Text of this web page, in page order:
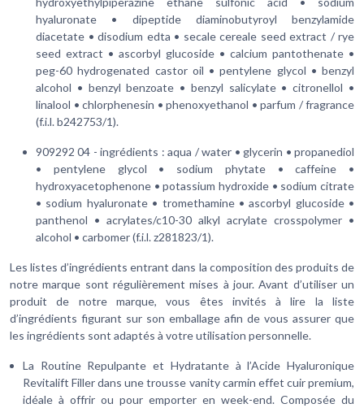
hyaluronate • dipeptide diaminobutyroyl benzylamide
diacetate • disodium edta • secale cereale seed extract / rye
seed extract • ascorbyl glucoside • calcium pantothenate •
peg-60 hydrogenated castor oil • pentylene glycol • benzyl
alcohol • benzyl benzoate • benzyl salicylate • citronellol •
linalool • chlorphenesin • phenoxyethanol • parfum / fragrance
(f.i.l. b242753/1).
909292 04 - ingrédients : aqua / water • glycerin • propanediol
• pentylene glycol • sodium phytate • caffeine •
hydroxyacetophenone • potassium hydroxide • sodium citrate
• sodium hyaluronate • tromethamine • ascorbyl glucoside •
panthenol • acrylates/c10-30 alkyl acrylate crosspolymer •
alcohol • carbomer (f.i.l. z281823/1).
Les listes d’ingrédients entrant dans la composition des produits de
notre marque sont régulièrement mises à jour. Avant d’utiliser un
produit de notre marque, vous êtes invités à lire la liste
d’ingrédients figurant sur son emballage afin de vous assurer que
les ingrédients sont adaptés à votre utilisation personnelle.
La Routine Repulpante et Hydratante à l’Acide Hyaluronique
Revitalift Filler dans une trousse vanity carmin effet cuir premium,
idéale à offrir ou pour emporter en week-end. Composée du